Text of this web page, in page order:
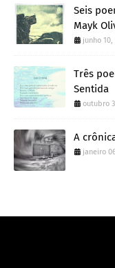
Seis
Mayk
junho 10,
Três
Sentida
outubro
A
janeiro